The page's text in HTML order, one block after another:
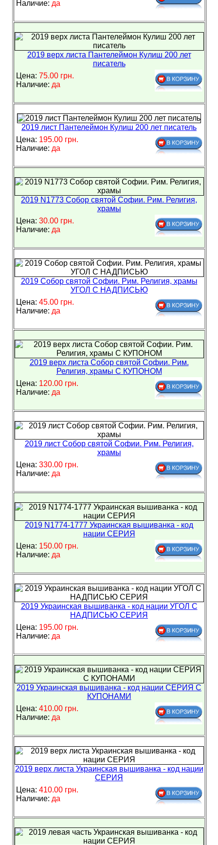
Наличие: да
2019 верх листа Пантелеймон Кулиш 200 лет
писатель
Цена: 75.00 грн.
Наличие: да
2019 лист Пантелеймон Кулиш 200 лет писатель
Цена: 195.00 грн.
Наличие: да
2019 N1773 Собор святой Софии. Рим. Религия,
храмы
Цена: 30.00 грн.
Наличие: да
2019 Собор святой Софии. Рим. Религия, храмы
УГОЛ С НАДПИСЬЮ
Цена: 45.00 грн.
Наличие: да
2019 верх листа Собор святой Софии. Рим.
Религия, храмы С КУПОНОМ
Цена: 120.00 грн.
Наличие: да
2019 лист Собор святой Софии. Рим. Религия,
храмы
Цена: 330.00 грн.
Наличие: да
2019 N1774-1777 Украинская вышиванка - код
нации СЕРИЯ
Цена: 150.00 грн.
Наличие: да
2019 Украинская вышиванка - код нации УГОЛ С
НАДПИСЬЮ СЕРИЯ
Цена: 195.00 грн.
Наличие: да
2019 Украинская вышиванка - код нации СЕРИЯ С
КУПОНАМИ
Цена: 410.00 грн.
Наличие: да
2019 верх листа Украинская вышиванка - код нации
СЕРИЯ
Цена: 410.00 грн.
Наличие: да